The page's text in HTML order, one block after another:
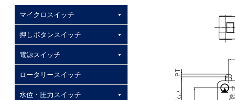
マイクロスイッチ
押しボタンスイッチ
電源スイッチ
ロータリースイッチ
水位・圧力スイッチ